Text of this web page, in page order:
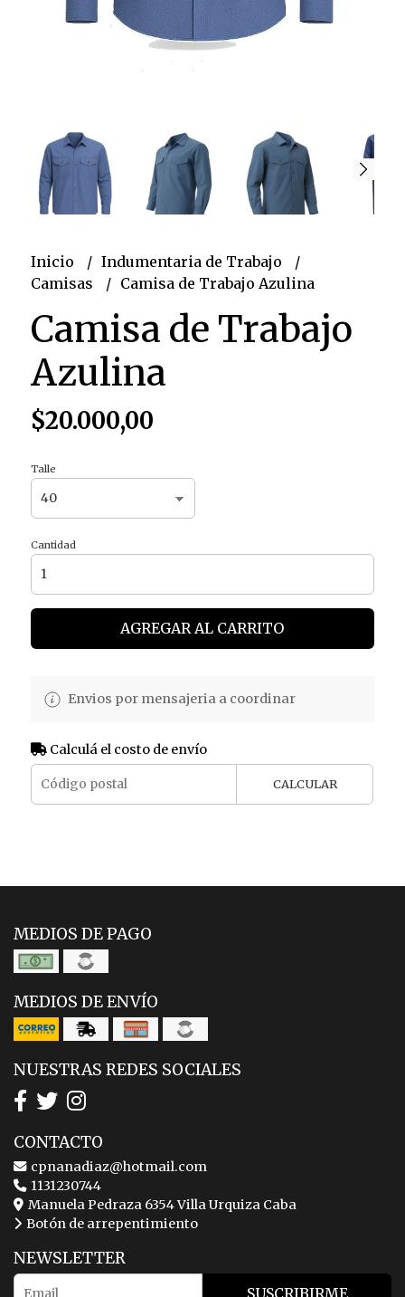
Inicio
Indumentaria de Trabajo
Camisas
Camisa de Trabajo Azulina
Camisa de Trabajo
Azulina
$20.000,00
Talle
Cantidad
AGREGAR AL CARRITO
Envios por mensajeria a coordinar
Calculá el costo de envío
CALCULAR
MEDIOS DE PAGO
MEDIOS DE ENVÍO
NUESTRAS REDES SOCIALES
CONTACTO
cpnanadiaz@hotmail.com
1131230744
Manuela Pedraza 6354 Villa Urquiza Caba
Botón de arrepentimiento
NEWSLETTER
SUSCRIBIRME